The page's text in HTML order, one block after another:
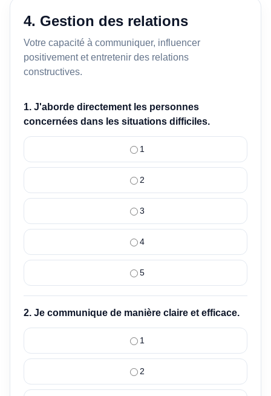
4. Gestion des relations
Votre capacité à communiquer, influencer
positivement et entretenir des relations
constructives.
1. J'aborde directement les personnes
concernées dans les situations difficiles.
1
2
3
4
5
2. Je communique de manière claire et efficace.
1
2